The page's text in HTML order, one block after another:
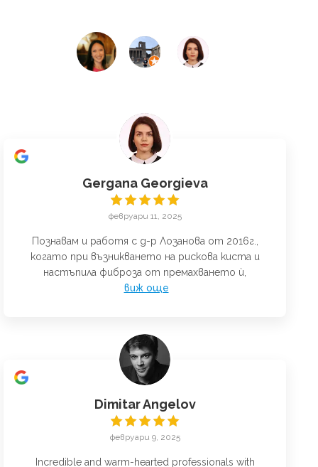
Gergana Georgieva
февруари 11, 2025
Познавам и работя с д-р Лозанова от 2016г.,
когато при възникването на рискова киста и
настъпила фиброза от премахването ѝ,
виж още
Dimitar Angelov
февруари 9, 2025
Incredible and warm-hearted professionals with